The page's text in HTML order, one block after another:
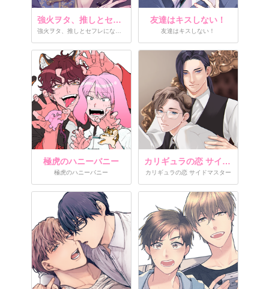
強火ヲタ、推しとセフレになる。
強火ヲタ、推しとセフレになる。
友達はキスしない！
友達はキスしない！
極虎のハニーバニー
極虎のハニーバニー
カリギュラの恋 サイドマスター
カリギュラの恋 サイドマスター